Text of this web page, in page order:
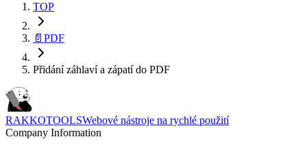
TOP
📄 PDF
Přidání záhlaví a zápatí do PDF
RAKKOTOOLSWebové nástroje na rychlé použití
Company Information